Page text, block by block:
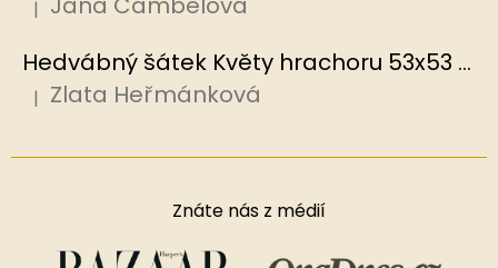
Hodnocení produktu je 5 z 5 hvězdiček.
|
Hedvábný šátek Květy hrachoru 53x53 cm v dárkovém balení, HEDVÁBNÝ SVĚT
Hodnocení produktu je 5 z 5 hvězdiček.
| Zlata Heřmánková
Znáte nás z médií